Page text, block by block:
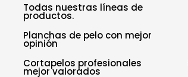
Todas nuestras líneas de
productos.
Planchas de pelo con mejor
opinión
Cortapelos profesionales
mejor valorados